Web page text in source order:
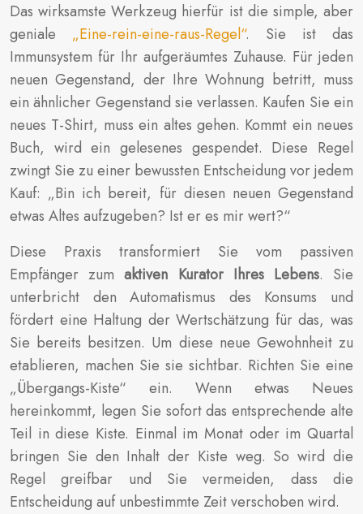
Das wirksamste Werkzeug hierfür ist die simple, aber
geniale „Eine-rein-eine-raus-Regel“. Sie ist das
Immunsystem für Ihr aufgeräumtes Zuhause. Für jeden
neuen Gegenstand, der Ihre Wohnung betritt, muss
ein ähnlicher Gegenstand sie verlassen. Kaufen Sie ein
neues T-Shirt, muss ein altes gehen. Kommt ein neues
Buch, wird ein gelesenes gespendet. Diese Regel
zwingt Sie zu einer bewussten Entscheidung vor jedem
Kauf: „Bin ich bereit, für diesen neuen Gegenstand
etwas Altes aufzugeben? Ist er es mir wert?“
Diese Praxis transformiert Sie vom passiven
Empfänger zumaktiven Kurator Ihres Lebens. Sie
unterbricht den Automatismus des Konsums und
fördert eine Haltung der Wertschätzung für das, was
Sie bereits besitzen. Um diese neue Gewohnheit zu
etablieren, machen Sie sie sichtbar. Richten Sie eine
„Übergangs-Kiste“ ein. Wenn etwas Neues
hereinkommt, legen Sie sofort das entsprechende alte
Teil in diese Kiste. Einmal im Monat oder im Quartal
bringen Sie den Inhalt der Kiste weg. So wird die
Regel greifbar und Sie vermeiden, dass die
Entscheidung auf unbestimmte Zeit verschoben wird.